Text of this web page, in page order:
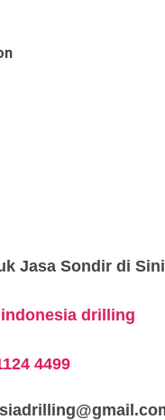
Jasa Sondir di Sini
drilling
4499